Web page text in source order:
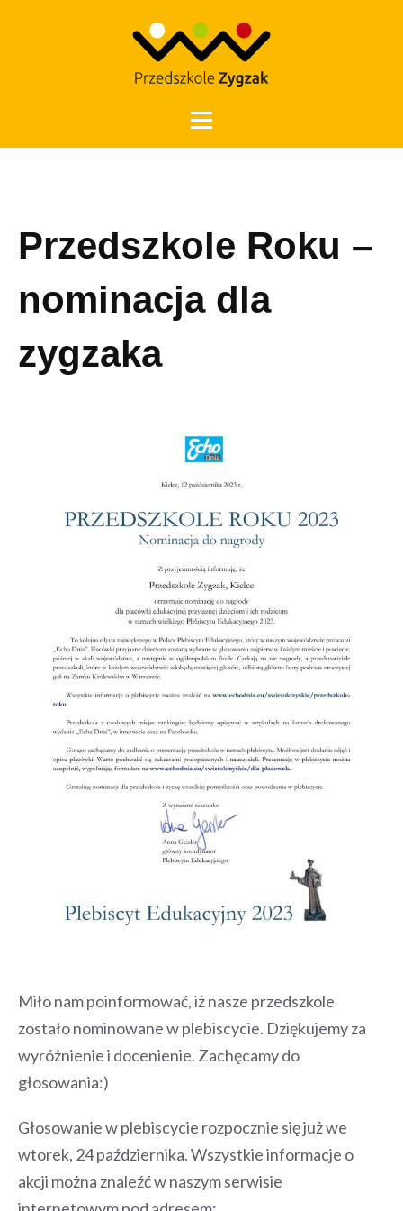
Przedszkole Roku –
nominacja dla
zygzaka
Miło nam poinformować, iż nasze przedszkole
zostało nominowane w plebiscycie. Dziękujemy za
wyróżnienie i docenienie. Zachęcamy do
głosowania:)
Głosowanie w plebiscycie rozpocznie się już we
wtorek, 24 października. Wszystkie informacje o
akcji można znaleźć w naszym serwisie